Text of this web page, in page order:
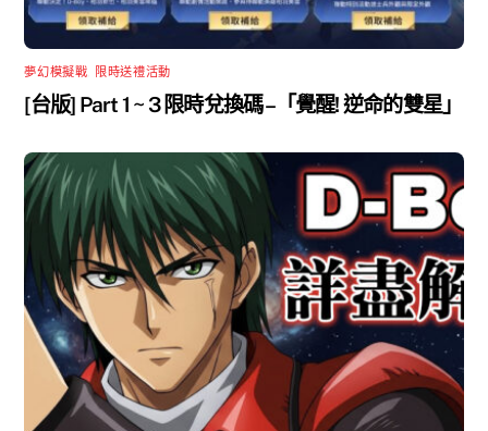
夢幻模擬戰 限時送禮活動
[台版] Part 1 ~ 3 限時兌換碼 –「覺醒! 逆命的雙星」